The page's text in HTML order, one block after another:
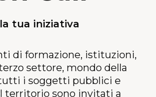
tua iniziativa
di formazione, istituzioni,
settore, mondo della
i soggetti pubblici e
territorio sono invitati a